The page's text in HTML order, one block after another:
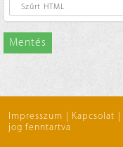
Mentés
Impresszum | Kapcsolat |
jog fenntartva